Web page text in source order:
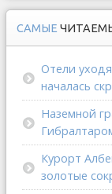
САМЫЕ
Отели
началась
Наземной
Курорт
золотые